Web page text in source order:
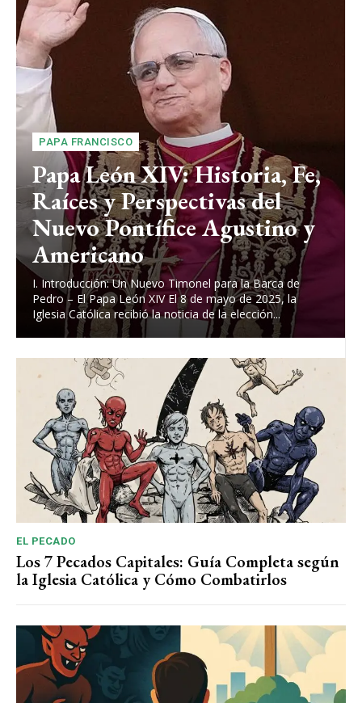
PAPA FRANCISCO
Papa León XIV: Historia, Fe,
Raíces y Perspectivas del
Nuevo Pontífice Agustino y
Americano
I. Introducción: Un Nuevo Timonel para la Barca de
Pedro – El Papa León XIV El 8 de mayo de 2025, la
Iglesia Católica recibió la noticia de la elección...
EL PECADO
Los 7 Pecados Capitales: Guía Completa según
la Iglesia Católica y Cómo Combatirlos